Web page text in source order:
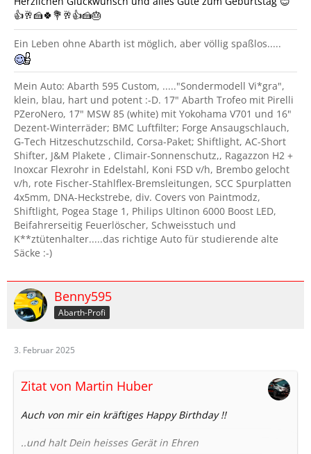
👍🥂🍰🍀💐🥂👍🍰🎂
Ein Leben ohne Abarth ist möglich, aber völlig spaßlos.....
Mein Auto: Abarth 595 Custom, ....."Sondermodell Vi*gra",
klein, blau, hart und potent :-D. 17" Abarth Trofeo mit Pirelli
PZeroNero, 17" MSW 85 (white) mit Yokohama V701 und 16"
Dezent-Winterräder; BMC Luftfilter; Forge Ansaugschlauch,
G-Tech Hitzeschutzschild, Corsa-Paket; Shiftlight, AC-Short
Shifter, J&M Plakete , Climair-Sonnenschutz,, Ragazzon H2 +
Inoxcar Flexrohr in Edelstahl, Koni FSD v/h, Brembo gelocht
v/h, rote Fischer-Stahlflex-Bremsleitungen, SCC Spurplatten
4x5mm, DNA-Heckstrebe, div. Covers von Paintmodz,
Shiftlight, Pogea Stage 1, Philips Ultinon 6000 Boost LED,
Beifahrerseitig Feuerlöscher, Schweisstuch und
K**ztütenhalter.....das richtige Auto für studierende alte
Säcke :-)
Benny595
Abarth-Profi
3. Februar 2025
Zitat von Martin Huber
Auch von mir ein kräftiges Happy Birthday !!
..und halt Dein heisses Gerät in Ehren